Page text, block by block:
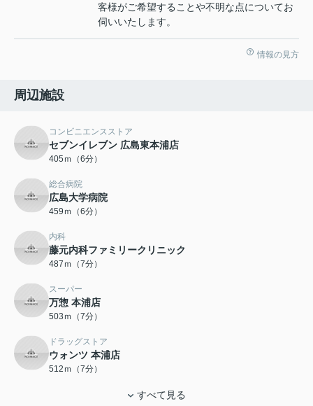
客様がご希望することや不明な点についてお
伺いいたします。
情報の見方
周辺施設
コンビニエンスストア
セブンイレブン 広島東本浦店
405ｍ（6分）
総合病院
広島大学病院
459ｍ（6分）
内科
藤元内科ファミリークリニック
487ｍ（7分）
スーパー
万惣 本浦店
503ｍ（7分）
ドラッグストア
ウォンツ 本浦店
512ｍ（7分）
すべて見る